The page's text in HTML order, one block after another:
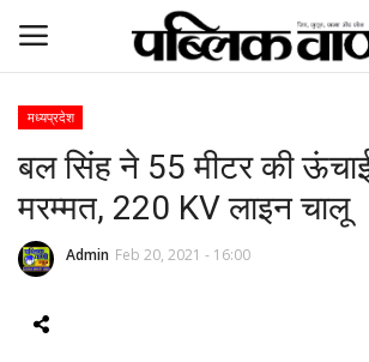
ई-पेपर
होम
Contact Us
मध्यप्रदेश
बल सिंह ने 55 मीटर की
मरम्मत, 220 KV लाइन चालू
Admin Feb 20, 2021 - 16:00